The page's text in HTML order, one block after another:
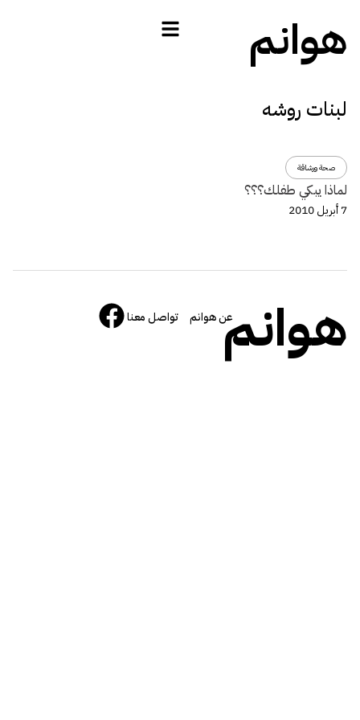
هوانم
لبنات روشه
صحة ورشاقة
لماذا يبكي طفلك؟؟؟
7 أبريل 2010
هوانمعن هوانم تواصل معنا